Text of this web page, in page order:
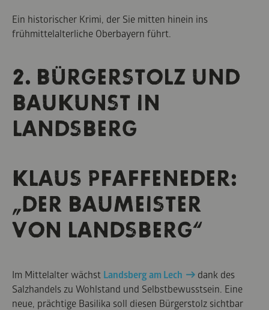
Ein historischer Krimi, der Sie mitten hinein ins
frühmittelalterliche Oberbayern führt.
2. BÜRGERSTOLZ UND
BAUKUNST IN
LANDSBERG
KLAUS PFAFFENEDER:
„DER BAUMEISTER
VON LANDSBERG“
Im Mittelalter wächst Landsberg am Lech
dank des
Salzhandels zu Wohlstand und Selbstbewusstsein. Eine
neue, prächtige Basilika soll diesen Bürgerstolz sichtbar